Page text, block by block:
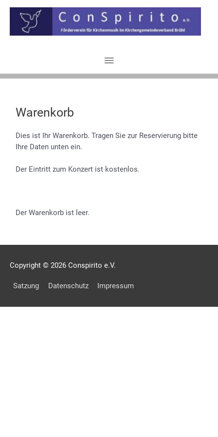
Warenkorb
Dies ist Ihr Warenkorb. Tragen Sie zur Reservierung bitte
Ihre Daten unten ein.
Der Eintritt zum Konzert ist kostenlos.
Der Warenkorb ist leer.
Copyright © 2026 Conspirito e.V.
Satzung Datenschutz Impressum